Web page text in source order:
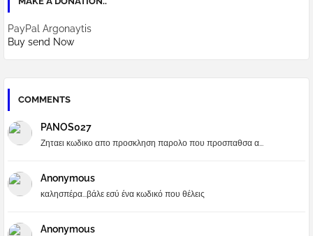
PayPal Argonaytis
Buy send Now
COMMENTS
PANOS027
Ζηταει κωδικο απο προσκληση παρολο που προσπαθσα α...
Anonymous
καλησπέρα...βάλε εσύ ένα κωδικό που θέλεις
Anonymous